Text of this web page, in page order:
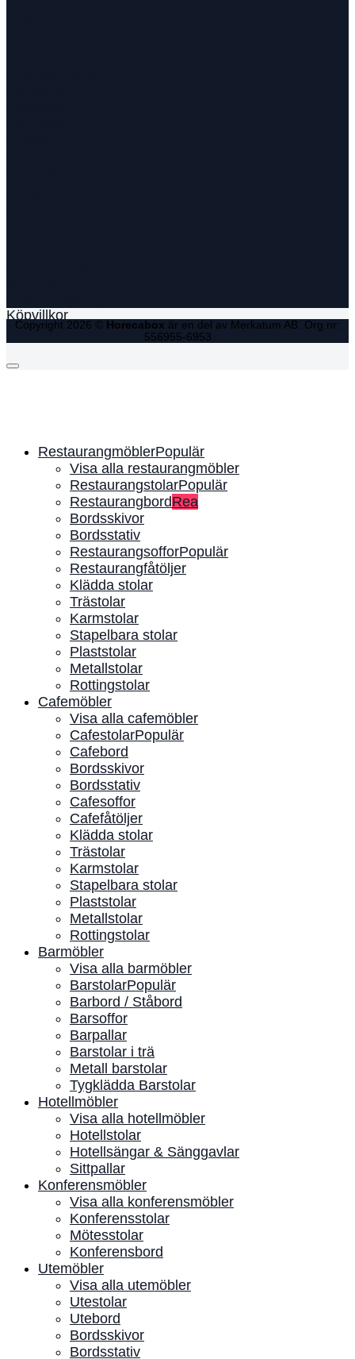
Köpvillkor
Copyright 2026 © Horecabox är en del av Merkatum AB. Org.nr:
556955-6953
Restaurangmöbler
Visa alla restaurangmöbler
Restaurangstolar
Restaurangbord
Bordsskivor
Bordsstativ
Restaurangsoffor
Restaurangfåtöljer
Klädda stolar
Trästolar
Karmstolar
Stapelbara stolar
Plaststolar
Metallstolar
Rottingstolar
Cafemöbler
Visa alla cafemöbler
Cafestolar
Cafebord
Bordsskivor
Bordsstativ
Cafesoffor
Cafefåtöljer
Klädda stolar
Trästolar
Karmstolar
Stapelbara stolar
Plaststolar
Metallstolar
Rottingstolar
Barmöbler
Visa alla barmöbler
Barstolar
Barbord / Ståbord
Barsoffor
Barpallar
Barstolar i trä
Metall barstolar
Tygklädda Barstolar
Hotellmöbler
Visa alla hotellmöbler
Hotellstolar
Hotellsängar & Sänggavlar
Sittpallar
Konferensmöbler
Visa alla konferensmöbler
Konferensstolar
Mötesstolar
Konferensbord
Utemöbler
Visa alla utemöbler
Utestolar
Utebord
Bordsskivor
Bordsstativ